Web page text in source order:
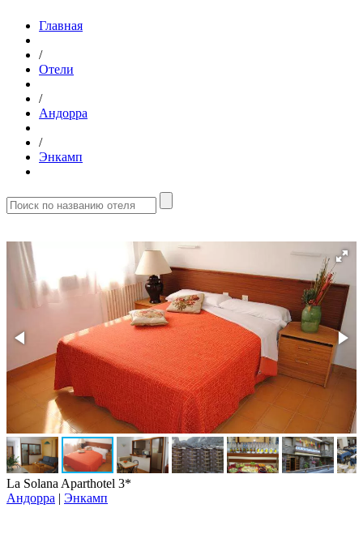
Главная
/
Отели
/
Андорра
/
Энкамп
La Solana Aparthotel 3*
Андорра | Энкамп